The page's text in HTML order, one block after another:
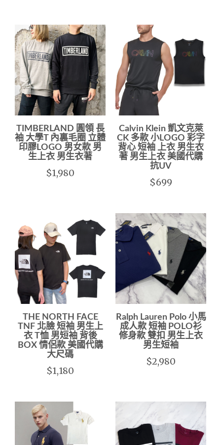
TIMBERLAND 圓領 長
袖 大學T 內裏毛圈 立體
印膠LOGO 男女款 男
生上衣 男生衣著
$1,980
Calvin Klein 凱文克萊
CK 多款 小LOGO 彩字
背心 短袖 上衣 男生衣
著 男生上衣 美國代購
抗UV
$699
THE NORTH FACE
TNF 北臉 短袖 男生上
衣 T恤 男短袖 背後
BOX 情侶款 美國代購
大尺碼
$1,180
Ralph Lauren Polo 小馬
成人款 短袖 POLO衫
修身款 雙扣 男生上衣
男生短袖
$2,980